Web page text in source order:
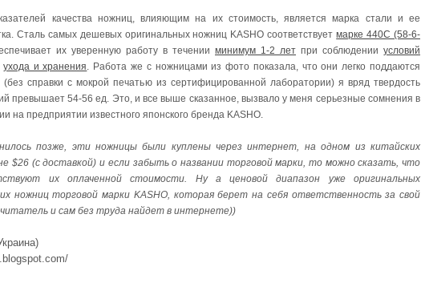
качества ножниц, влияющим на их стоимость, является марка стали и ее
Сталь самых дешевых оригинальных ножниц KASHO соответствуетмарке 440С (58-6-
их уверенную работу в течении минимум 1-2 лет при соблюдении условий
ухода и хранения. Работа же с ножницами из фото показала, что они легко поддаются
справки с мокрой печатью из сертифицированной лаборатории) я вряд твердость
превышает 54-56 ед. Это, и все выше сказанное, вызвало у меня серьезные сомнения в
на предприятии известного японского бренда KASHO.
позже, эти ножницы были куплены через интернет, на одном из китайских
$26 (с доставкой) и если забыть о названии торговой марки, то можно сказать, что
их оплаченной стоимости. Ну а ценовой диапазон уже оригинальных
ножниц торговой марки KASHO, которая берет на себя ответственность за свой
и сам без труда найдет в интернете))